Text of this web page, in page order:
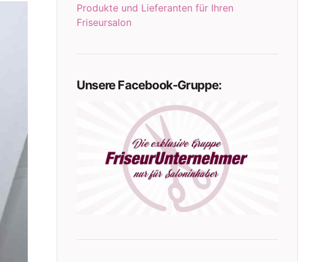
Produkte und Lieferanten für Ihren
Friseursalon
Unsere Facebook-Gruppe: